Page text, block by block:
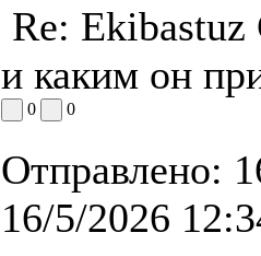
Re: Ekibastuz
и каким он
0 0
Отправлено:
16/5/2026